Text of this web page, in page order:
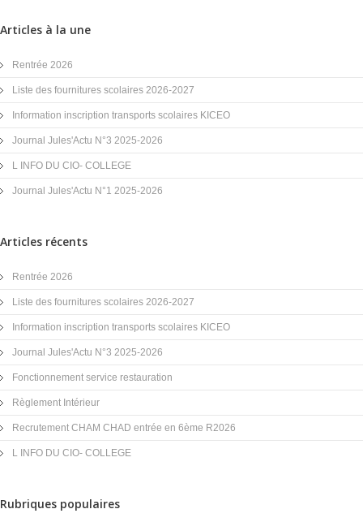
Articles à la une
Rentrée 2026
Liste des fournitures scolaires 2026-2027
Information inscription transports scolaires KICEO
Journal Jules'Actu N°3 2025-2026
L INFO DU CIO- COLLEGE
Journal Jules'Actu N°1 2025-2026
Articles récents
Rentrée 2026
Liste des fournitures scolaires 2026-2027
Information inscription transports scolaires KICEO
Journal Jules'Actu N°3 2025-2026
Fonctionnement service restauration
Règlement Intérieur
Recrutement CHAM CHAD entrée en 6ème R2026
L INFO DU CIO- COLLEGE
Rubriques populaires